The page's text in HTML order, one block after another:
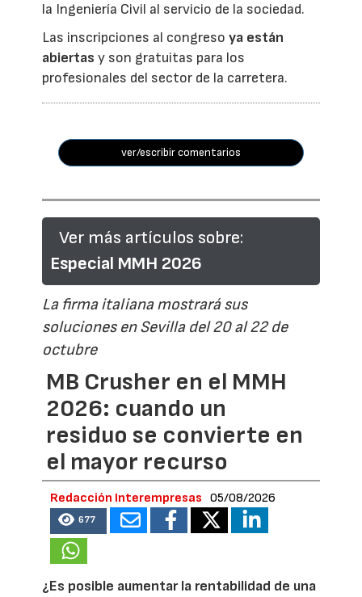
la Ingeniería Civil al servicio de la sociedad.
Las inscripciones al congresoya están
abiertas y son gratuitas para los
profesionales del sector de la carretera.
ver/escribir comentarios
Ver más artículos sobre:
Especial MMH 2026
La firma italiana mostrará sus
soluciones en Sevilla del 20 al 22 de
octubre
MB Crusher en el MMH
2026: cuando un
residuo se convierte en
el mayor recurso
Redacción Interempresas 05/08/2026
677
¿Es posible aumentar la rentabilidad de una